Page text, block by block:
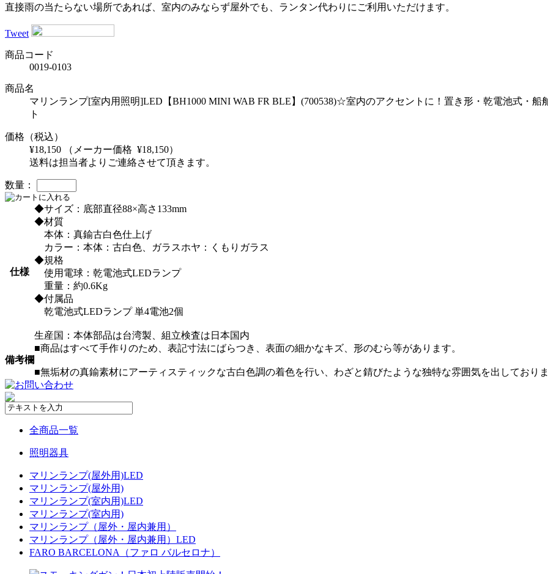
直接雨の当たらない場所であれば、室内のみならず屋外でも、ランタン代わりにご利用いただけます。
Tweet
商品コード
0019-0103
商品名
マリンランプ[室内用照明]LED【BH1000 MINI WAB FR BLE】(700538)☆室内のアクセントに！置き形・乾電池式・
ト
価格（税込）
¥18,150
（メーカー価格 ¥18,150）
送料は担当者よりご連絡させて頂きます。
数量：
仕様
◆サイズ：底部直径88×高さ133mm
◆材質
本体：真鍮古白色仕上げ
カラー：本体：古白色、ガラスホヤ：くもりガラス
◆規格
使用電球：乾電池式LEDランプ
重量：約0.6Kg
◆付属品
乾電池式LEDランプ 単4電池2個
生産国：本体部品は台湾製、組立検査は日本国内
備考欄
■商品はすべて手作りのため、表記寸法にばらつき、表面の細かなキズ、形のむら等があります。
■無垢材の真鍮素材にアーティスティックな古白色調の着色を行い、わざと錆びたような独特な雰囲気を出しており
全商品一覧
照明器具
マリンランプ(屋外用)LED
マリンランプ(屋外用)
マリンランプ(室内用)LED
マリンランプ(室内用)
マリンランプ（屋外・屋内兼用）
マリンランプ（屋外・屋内兼用）LED
FARO BARCELONA（ファロ バルセロナ）